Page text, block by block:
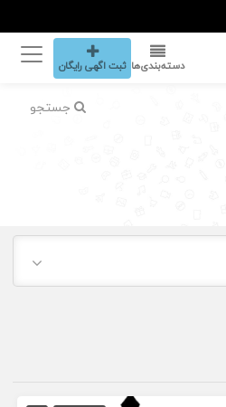
دسته‌بندی‌ها ثبت اگهی رایگان
جستجو